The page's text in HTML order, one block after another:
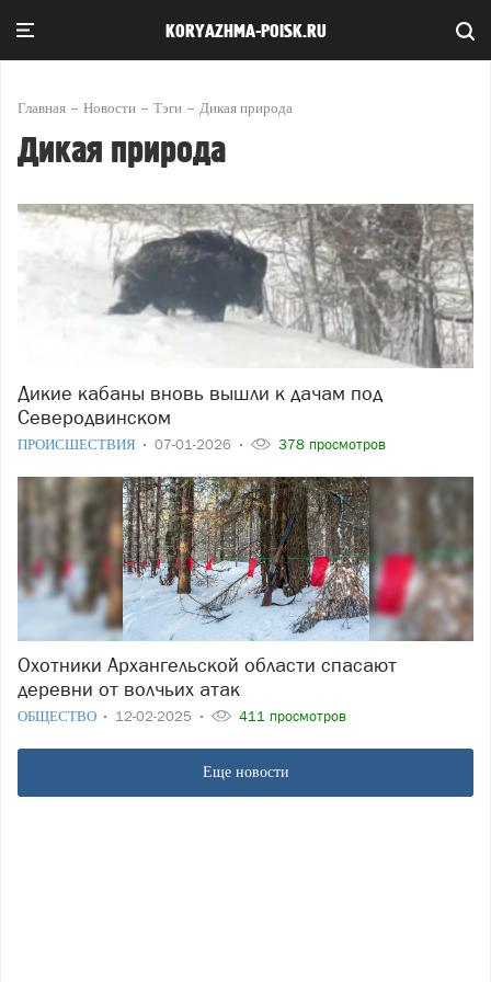
KORYAZHMA-POISK.RU
Главная Новости Тэги Дикая природа
Дикая природа
Дикие кабаны вновь вышли к дачам под
Северодвинском
ПРОИСШЕСТВИЯ 07-01-2026 378 просмотров
Охотники Архангельской области спасают
деревни от волчьих атак
ОБЩЕСТВО 12-02-2025 411 просмотров
Еще новости